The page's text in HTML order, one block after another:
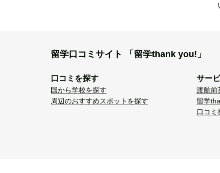
留学口コミサイト 「留学thank you!」
口コミを探す
国から学校を探す
周辺のおすすめスポットを探す
サー
渡航前
留学
口コミ